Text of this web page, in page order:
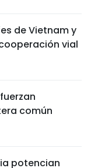
de Vietnam y
vial
común
potencian